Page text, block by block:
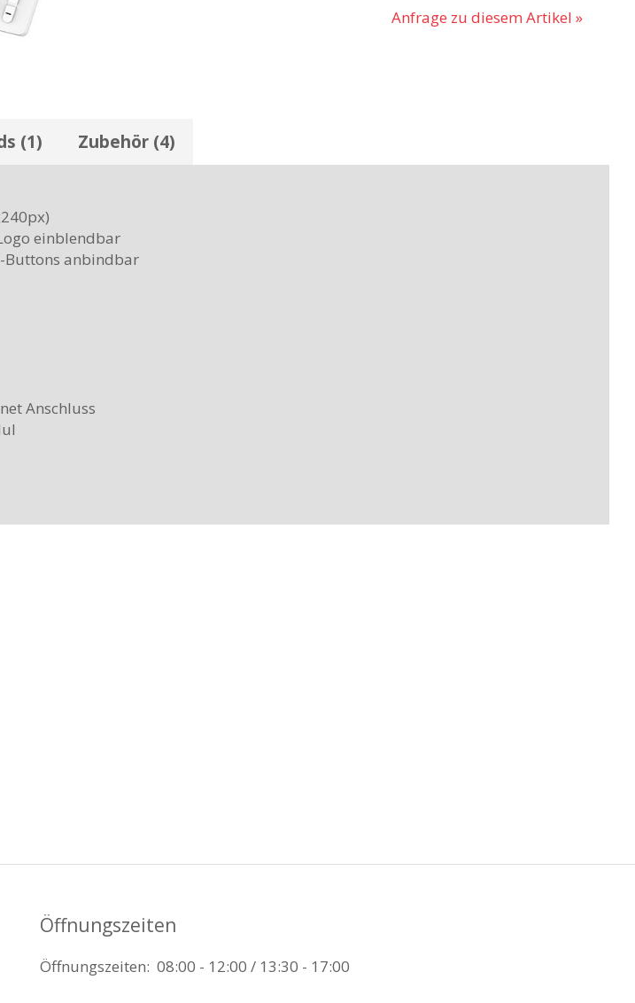
Anfrage zu diesem Artikel »
(1) Zubehör (4)
einblendbar
Buttons anbindbar
Anschluss
Öffnungszeiten
Öffnungszeiten: 08:00 - 12:00 / 13:30 - 17:00